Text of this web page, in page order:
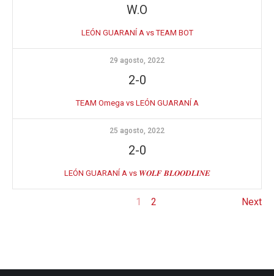
W.O
LEÓN GUARANÍ A vs TEAM BOT
29 agosto, 2022
2-0
TEAM Omega vs LEÓN GUARANÍ A
25 agosto, 2022
2-0
LEÓN GUARANÍ A vs 𝑾𝑶𝑳𝑭 𝑩𝑳𝑶𝑶𝑫𝑳𝑰𝑵𝑬
1 2 Next